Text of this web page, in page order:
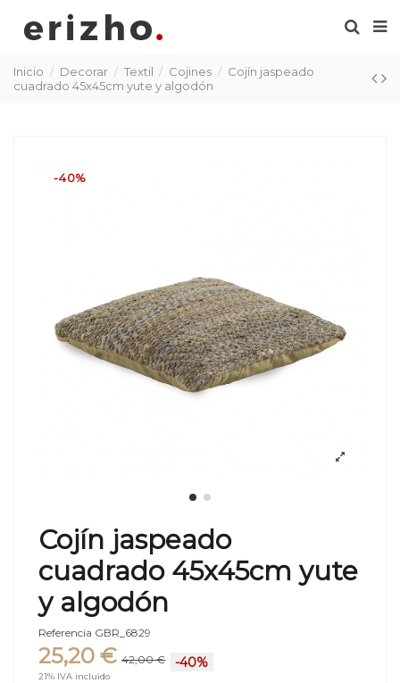
Inicio Decorar Textil Cojines
Cojín jaspeado
cuadrado 45x45cm yute y algodón
-40%
Cojín jaspeado
cuadrado 45x45cm yute
y algodón
Referencia GBR_6829
25,20 € 42,00 € -40%
21% IVA incluido